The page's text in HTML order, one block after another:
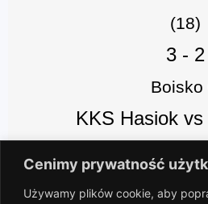
Cenimy prywatność
Używamy plików cookie, aby
(18)
3 - 2
Boisko
KKS Hasiok